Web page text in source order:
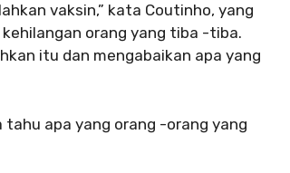
vaksin,” kata Coutinho, yang
orang yang tiba -tiba.
itu dan mengabaikan apa yang
apa yang orang -orang yang